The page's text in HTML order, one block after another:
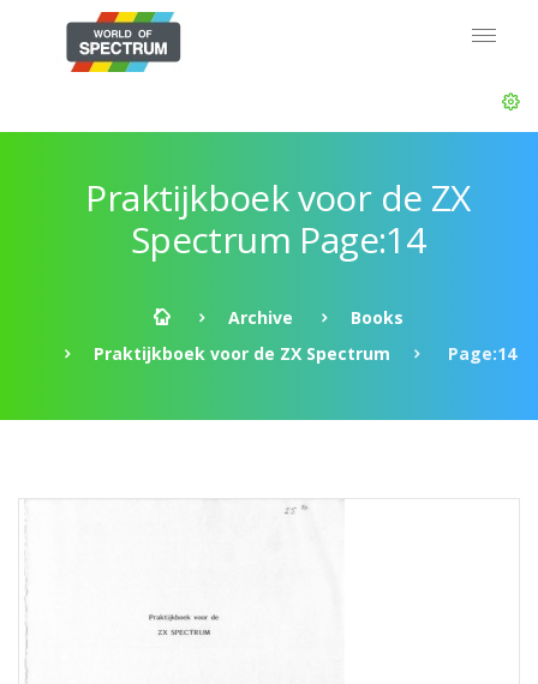
Praktijkboek voor de ZX
Spectrum Page:14
Archive
Books
Praktijkboek voor de ZX Spectrum
Page:14